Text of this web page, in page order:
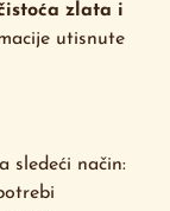
zlata i
utisnute
sledeći način: